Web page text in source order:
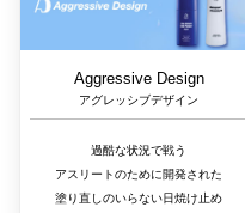
Aggressive Design
アグレッシブデザイン
過酷な状況で戦う
アスリートのために開発された
塗り直しのいらない日焼け止め